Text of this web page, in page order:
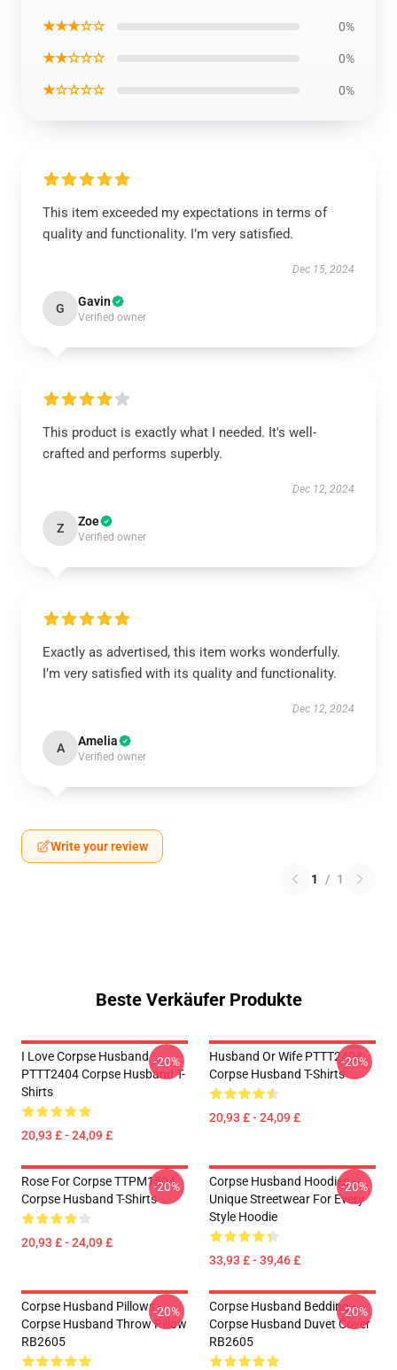
★★★☆☆ 0%
★★☆☆☆ 0%
★☆☆☆☆ 0%
This item exceeded my expectations in terms of
quality and functionality. I’m very satisfied.
Dec 15, 2024
G Gavin
Verified owner
This product is exactly what I needed. It's well-
crafted and performs superbly.
Dec 12, 2024
Z Zoe
Verified owner
Exactly as advertised, this item works wonderfully.
I’m very satisfied with its quality and functionality.
Dec 12, 2024
A Amelia
Verified owner
Write your review
1 / 1
Beste Verkäufer Produkte
I Love Corpse Husband
PTTT2404 Corpse Husband T-
Shirts
20,93 £ - 24,09 £
-20%
Husband Or Wife PTTT2404
Corpse Husband T-Shirts
20,93 £ - 24,09 £
-20%
Rose For Corpse TTPM1504
Corpse Husband T-Shirts
20,93 £ - 24,09 £
-20%
Corpse Husband Hoodies –
Unique Streetwear For Every
Style Hoodie
33,93 £ - 39,46 £
-20%
Corpse Husband Pillows -
Corpse Husband Throw Pillow
RB2605
-20%
Corpse Husband Bedding -
Corpse Husband Duvet Cover
RB2605
-20%